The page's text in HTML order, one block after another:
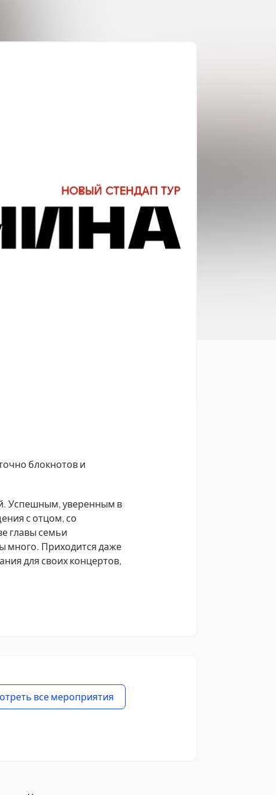
блокнотов и
Успешным, уверенным в
с отцом, со
главы семьи
много. Приходится даже
для своих концертов,
все мероприятия